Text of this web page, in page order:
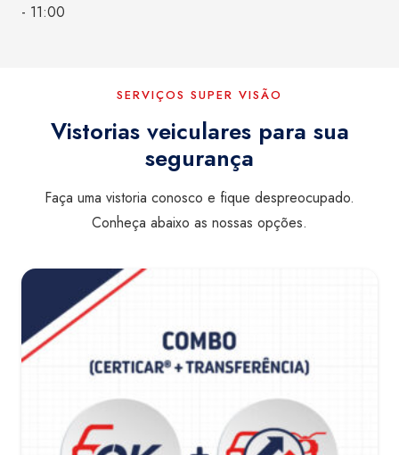
- 11:00
SERVIÇOS SUPER VISÃO
Vistorias veiculares para sua
segurança
Faça uma vistoria conosco e fique despreocupado.
Conheça abaixo as nossas opções.